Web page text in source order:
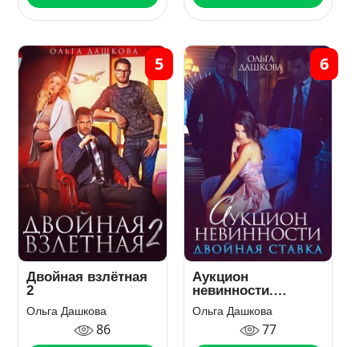
Двойная взлётная
2
Ольга Дашкова
86
5
Аукцион
невинности.
Двойная ставка
Ольга Дашкова
77
6